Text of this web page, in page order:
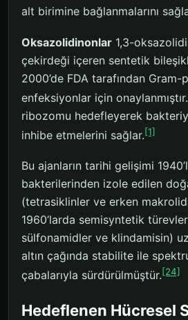
alt birimine bağlanmalarını
Oksazolidinonlar 1,3-
çekirdeği içeren sentetik
2000’de FDA tarafından
enfeksiyonlar için onaylanmıştır.
ribozomu hedefleyerek
inhibe etmelerini sağlar.[1]
Bu ajanların tarihi gelişimi
bakterilerinden izole edilen
(tetrasiklinler ve erken
1960’larda semisyntetik
sülfonamidler ve klindamisin)
altın çağında stabilite ile
çabalarıyla sürdürülmüştür.[24]
Hedeflenen Hücresel